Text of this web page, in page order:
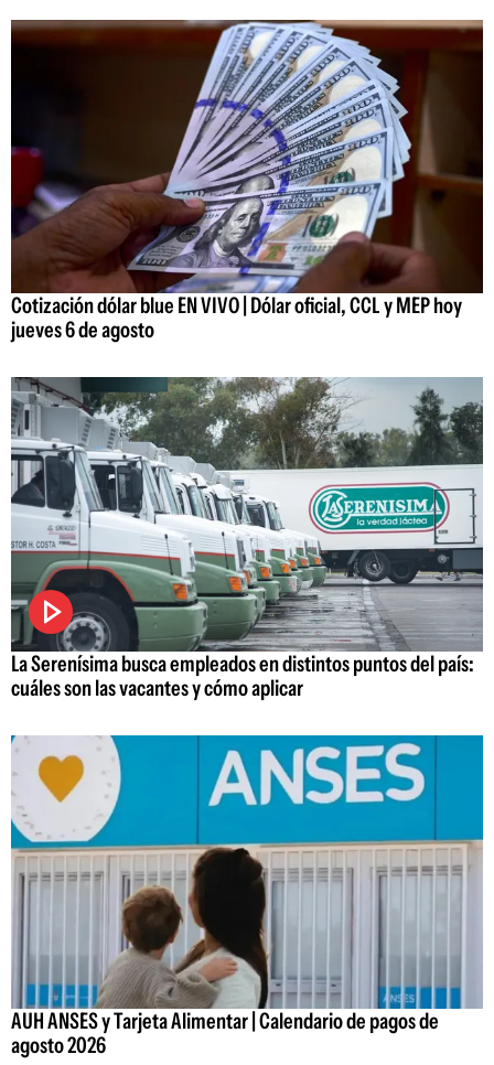
Cotización dólar blue EN VIVO | Dólar oficial, CCL y MEP hoy
jueves 6 de agosto
La Serenísima busca empleados en distintos puntos del país:
cuáles son las vacantes y cómo aplicar
AUH ANSES y Tarjeta Alimentar | Calendario de pagos de
agosto 2026